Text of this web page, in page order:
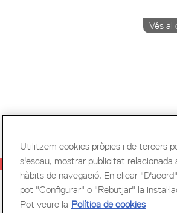
Vés al
Utilitzem cookies pròpies i de tercers
s'escau, mostrar publicitat
hàbits de navegació. En clicar
pot "Configurar" o "Rebutjar" la
Pot veure la Política de cookies